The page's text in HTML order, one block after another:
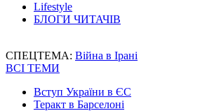
Lifestyle
БЛОГИ ЧИТАЧІВ
СПЕЦТЕМА: Війна в Ірані
ВСІ ТЕМИ
Вступ України в ЄС
Теракт в Барселоні